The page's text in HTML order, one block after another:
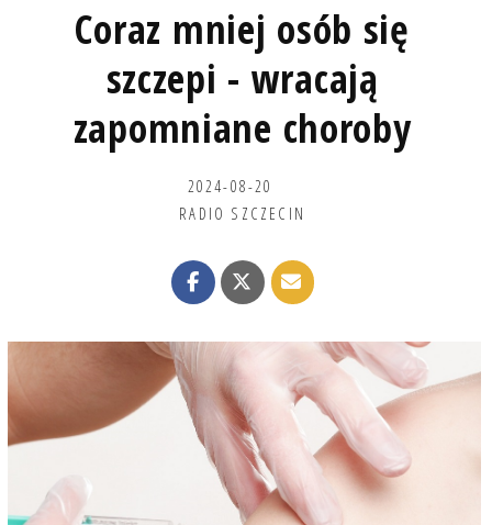
Coraz mniej osób się
szczepi - wracają
zapomniane choroby
2024-08-20
RADIO SZCZECIN